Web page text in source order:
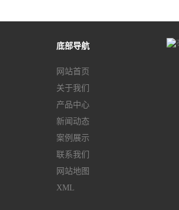
底部导航
网站首页
关于我们
产品中心
新闻动态
案例展示
联系我们
网站地图
XML